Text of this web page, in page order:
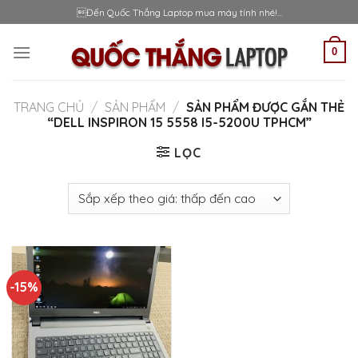
to
content
Đến Quốc Thắng Laptop mua máy tính nhé!...
0
TRANG CHỦ / SẢN PHẨM / SẢN PHẨM ĐƯỢC GẮN THẺ
“DELL INSPIRON 15 5558 I5-5200U TPHCM”
LỌC
-15%